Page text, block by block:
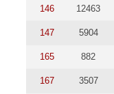
146 12463
147 5904
165 882
167 3507